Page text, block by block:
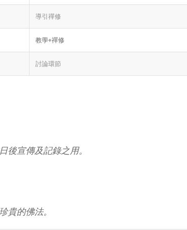
導引禪修
教學+禪修
討論環節
宣傳及記錄之用。
的佛法。